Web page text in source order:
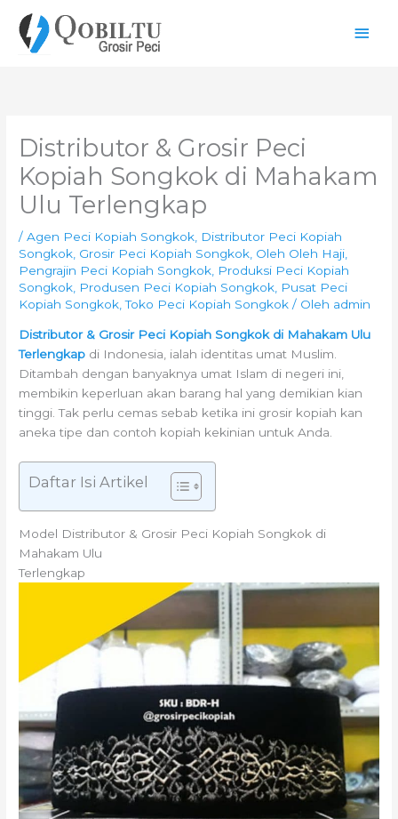
konten
Distributor & Grosir Peci
Kopiah Songkok di Mahakam
Ulu Terlengkap
/Agen Peci Kopiah Songkok Distributor Peci Kopiah
Songkok Grosir Peci Kopiah Songkok Oleh Oleh Haji
Pengrajin Peci Kopiah Songkok Produksi Peci Kopiah
Songkok Produsen Peci Kopiah Songkok Pusat Peci
Kopiah Songkok ,Toko Peci Kopiah Songkok / Oleh admin
Distributor & Grosir Peci Kopiah Songkok di Mahakam Ulu
Terlengkap di Indonesia, ialah identitas umat Muslim.
Ditambah dengan banyaknya umat Islam di negeri ini,
membikin keperluan akan barang hal yang demikian kian
tinggi. Tak perlu cemas sebab ketika ini grosir kopiah kan
aneka tipe dan contoh kopiah kekinian untuk Anda.
Daftar Isi Artikel
Model Distributor & Grosir Peci Kopiah Songkok di
Mahakam Ulu
Terlengkap